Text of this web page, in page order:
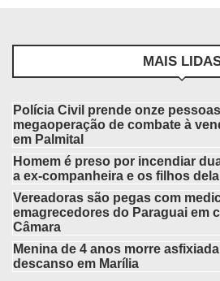
MAIS
Polícia Civil prende onze
megaoperação de combate à
em Palmital
Homem é preso por incendiar
a ex-companheira e os filhos dela
Vereadoras são pegas com
emagrecedores do Paraguai em
Câmara
Menina de 4 anos morre
descanso em Marília